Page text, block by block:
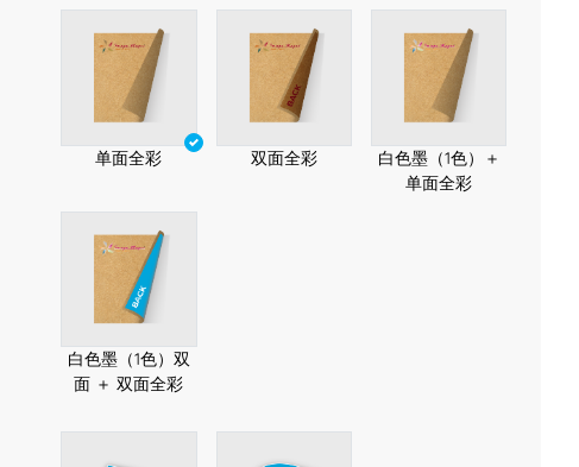
单面全彩 双面全彩
白色墨（1色）＋
单面全彩
白色墨（1色）双
面 ＋ 双面全彩